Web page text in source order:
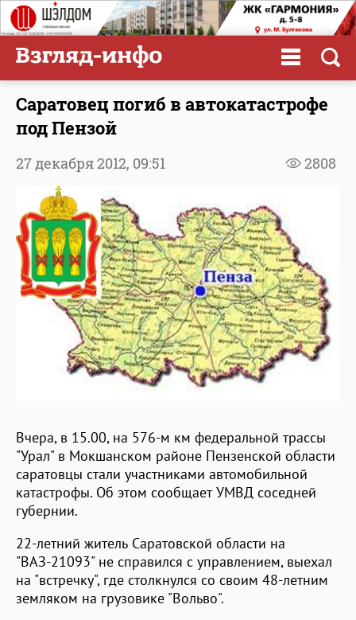
Саратовец погиб в автокатастрофе
под Пензой
2808
27 декабря 2012, 09:51
Вчера, в 15.00, на 576-м км федеральной трассы
"Урал" в Мокшанском районе Пензенской области
саратовцы стали участниками автомобильной
катастрофы. Об этом сообщает УМВД соседней
губернии.
22-летний житель Саратовской области на
"ВАЗ-21093" не справился с управлением, выехал
на "встречку", где столкнулся со своим 48-летним
земляком на грузовике "Вольво".